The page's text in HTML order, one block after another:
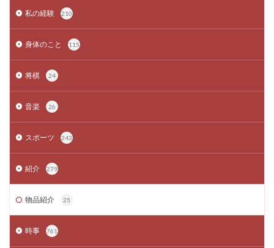
私の経験 210
身体のこと 115
将棋 24
音楽 26
スポーツ 243
紹介 279
物品紹介 25
時事 761